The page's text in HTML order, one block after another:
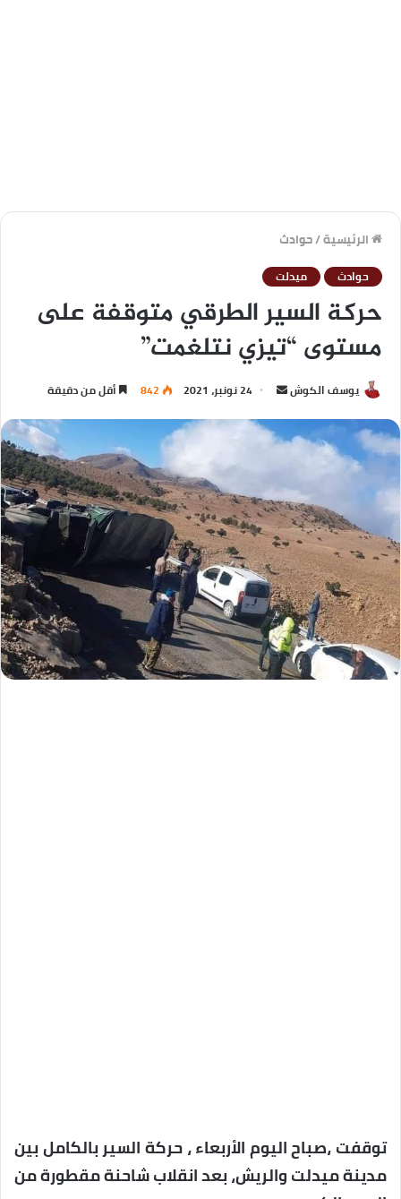
الرئيسية/حوادث
حوادث ميدلت
حركة السير الطرقي متوقفة على
مستوى “تيزي نتلغمت”
يوسف الكوش 24 نونبر، 2021 842 أقل من دقيقة
توقفت ،صباح اليوم الأربعاء ، حركة السير بالكامل بين
مدينة ميدلت والريش، بعد انقلاب شاحنة مقطورة من